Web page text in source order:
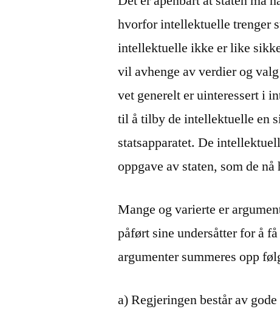
hvorfor intellektuelle trenger
intellektuelle ikke er like
vil avhenge av verdier og
vet generelt er uinteressert i
til å tilby de intellektuelle en
statsapparatet. De
oppgave av staten, som de
Mange og varierte er
påført sine undersåtter for å
argumenter summeres opp
a) Regjeringen består av